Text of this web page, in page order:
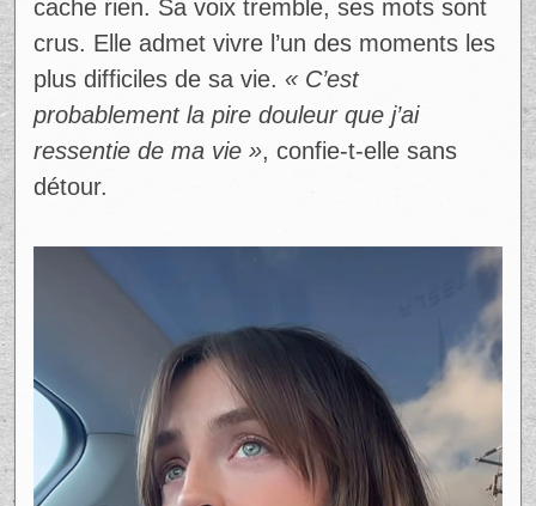
cache rien. Sa voix tremble, ses mots sont
crus. Elle admet vivre l’un des moments les
plus difficiles de sa vie. « C’est
probablement la pire douleur que j’ai
ressentie de ma vie », confie-t-elle sans
détour.